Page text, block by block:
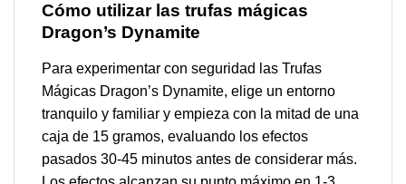
Cómo utilizar las trufas mágicas
Dragon’s Dynamite
Para experimentar con seguridad las Trufas
Mágicas Dragon’s Dynamite, elige un entorno
tranquilo y familiar y empieza con la mitad de una
caja de 15 gramos, evaluando los efectos
pasados 30-45 minutos antes de considerar más.